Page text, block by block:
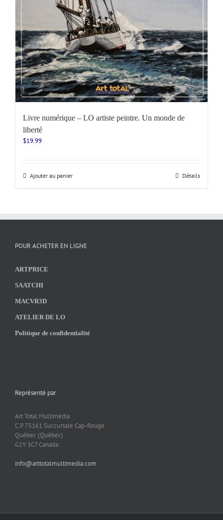
Livre numérique – LO artiste peintre. Un monde de
liberté
$19.99
Ajouter au panier Détails
POUR ACHETER EN LIGNE
ARTPRICE
SAATCHI
MACVR3D
ATELIER DE LO
Politique de confidentialité
Représenté par
Art Total Multimédia
C.P. 75161 Succursale Cap-Rouge
Québec (Québec)
G1Y 3C7 Canada
info@arttotalmultimedia.com